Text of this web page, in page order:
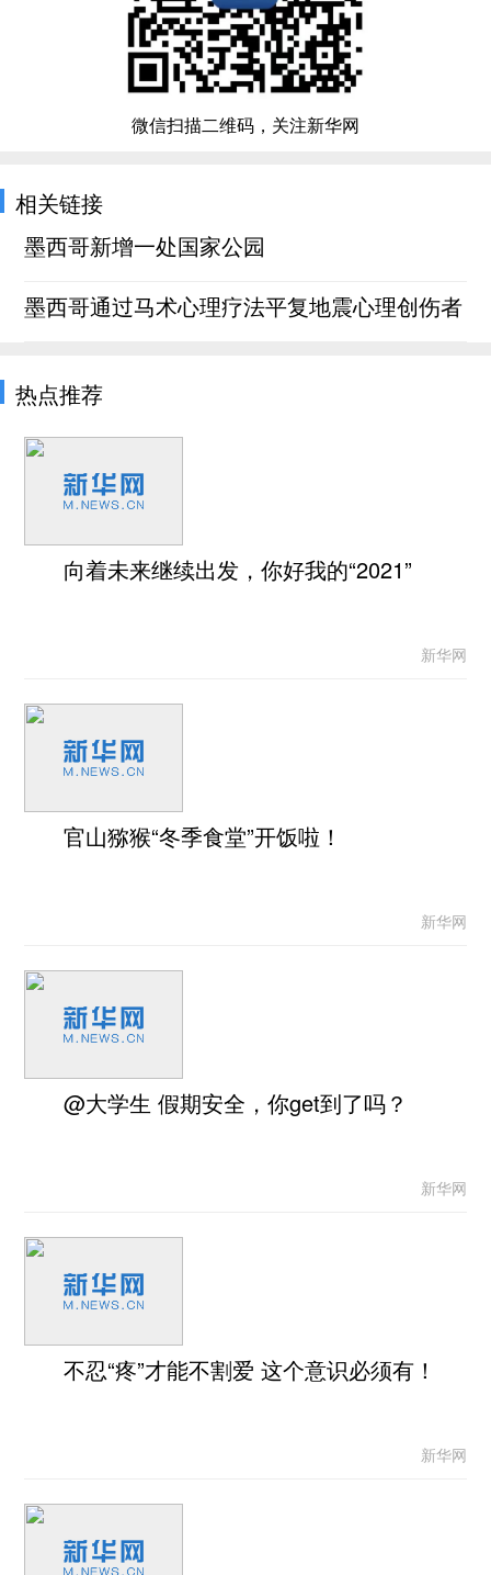
微信扫描二维码，关注新华网
相关链接
墨西哥新增一处国家公园
墨西哥通过马术心理疗法平复地震心理创伤者
热点推荐
向着未来继续出发，你好我的“2021”
新华网
官山猕猴“冬季食堂”开饭啦！
新华网
@大学生 假期安全，你get到了吗？
新华网
不忍“疼”才能不割爱 这个意识必须有！
新华网